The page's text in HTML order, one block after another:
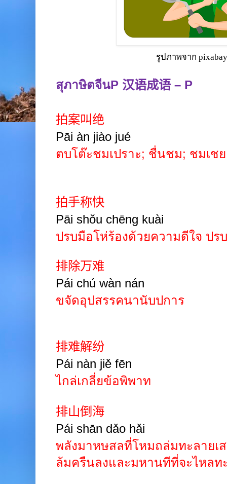
รูปภาพจาก
สุภาษิตจีนP 汉语成语 – P
拍案叫绝
Pāi àn jiào jué
ตบโต๊ะชมเปราะ; ชื่นชม; ชมเชย
拍手称快
Pāi shǒu chēng kuài
ปรบมือโห่ร้องด้วยความดีใจ ปร
排除万难
Pái chú wàn nán
ขจัดอุปสรรคนานับปการ
排难解纷
Pái nàn jiě fēn
ไกล่เกลี่ยข้อพิพาท
排山倒海
Pái shān dǎo hǎi
พลังมาหษสลที่โหมถล่มทะลายเ
ล้มครืนลงและมหานทีที่จะไหลท